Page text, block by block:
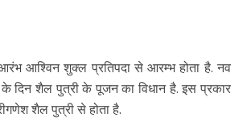
आश्विन शुक्ल प्रतिपदा से आरम्भ होता है. नव
के दिन शैल पुत्री के पूजन का विधान है. इस प्रकार
शैल पुत्री से होता है.